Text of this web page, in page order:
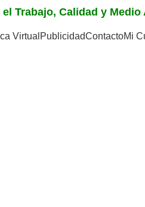
Trabajo, Calidad y
Virtual PublicidadContactoMi